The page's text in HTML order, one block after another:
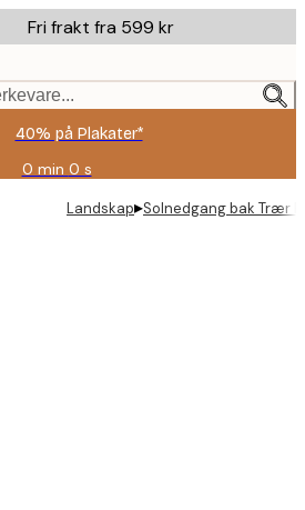
Fri frakt fra 599 kr
40% på Plakater*
0 min 0 s
Gyldig
til
og
Landskap▸Solnedgang bak Trær